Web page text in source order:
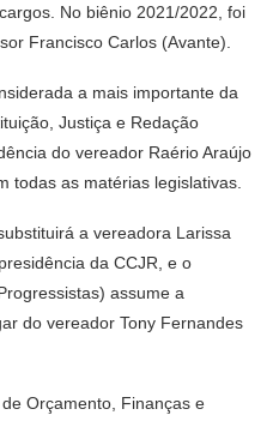
No biênio 2021/2022, foi
Francisco Carlos (Avante).
a mais importante da
Justiça e Redação
do vereador Raério Araújo
todas as matérias legislativas.
a vereadora Larissa
da CCJR, e o
assume a
do vereador Tony Fernandes
Orçamento, Finanças e